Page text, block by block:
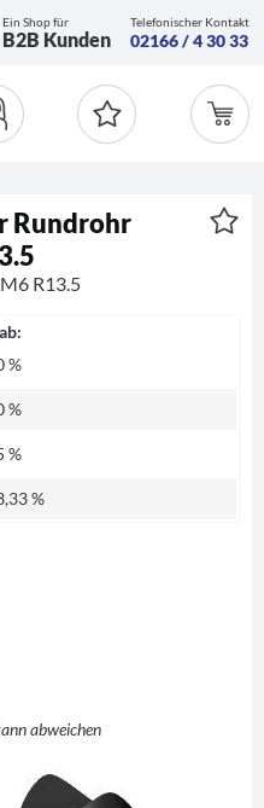
Ein Shop für
B2B Kunden
Telefonischer Kontakt
02166 / 4 30 33
abweichen
Rundrohr
R13.5
ab:
%
%
%
%